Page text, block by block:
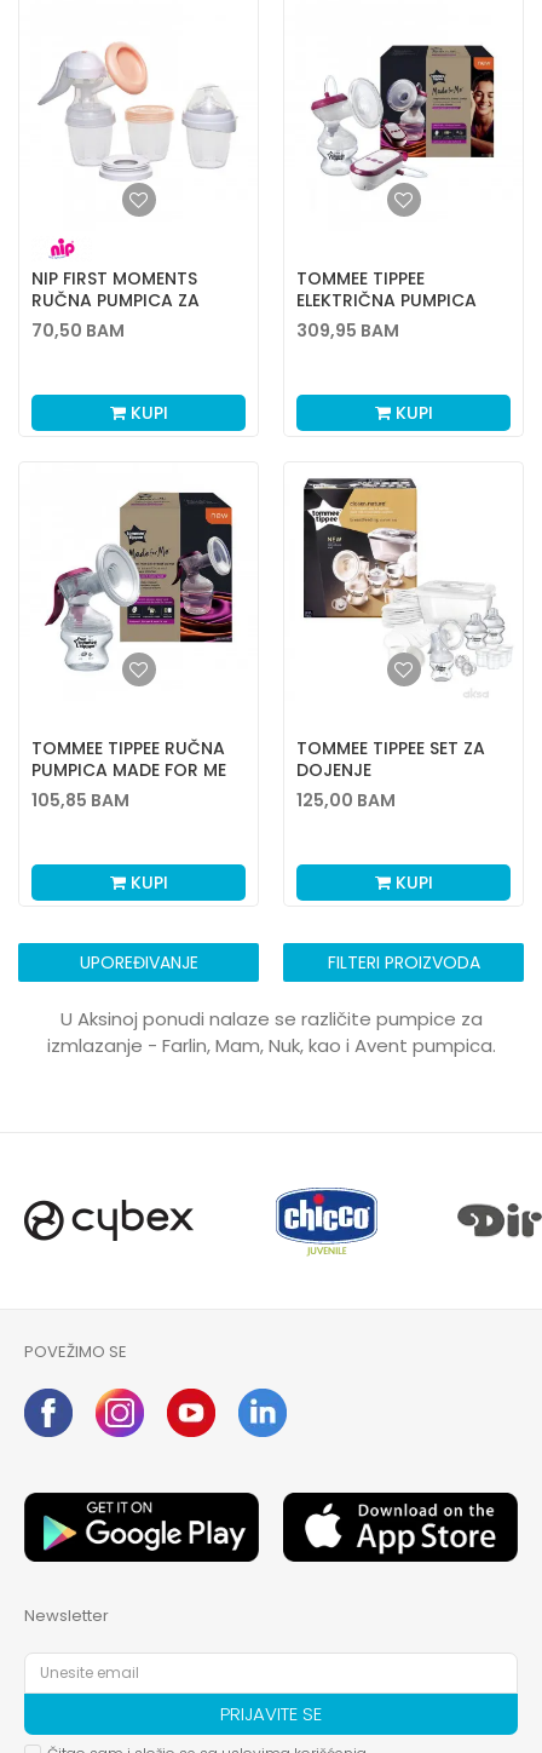
NIP FIRST MOMENTS
RUČNA PUMPICA ZA
MLIJEKO
70,50 BAM
KUPI
TOMMEE TIPPEE
ELEKTRIČNA PUMPICA
MADE FOR ME
309,95 BAM
KUPI
TOMMEE TIPPEE RUČNA
PUMPICA MADE FOR ME
105,85 BAM
KUPI
TOMMEE TIPPEE SET ZA
DOJENJE
125,00 BAM
KUPI
UPOREĐIVANJE FILTERI PROIZVODA
U Aksinoj ponudi nalaze se različite pumpice za
izmlazanje - Farlin, Mam, Nuk, kao i Avent pumpica.
POVEŽIMO SE
Newsletter
PRIJAVITE SE